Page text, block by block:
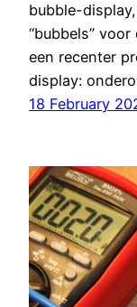
bubble-
“bubbels”
een recenter
display:
18 February